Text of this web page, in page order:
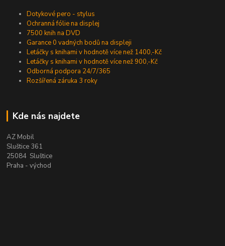
Dotykové pero - stylus
Ochranná fólie na displej
7500 knih na DVD
Garance 0 vadných bodů na displeji
Letáčky s knihami v hodnotě více než 1400,-Kč
Letáčky s knihami v hodnotě více než 900,-Kč
Odborná podpora 24/7/365
Rozšířená záruka 3 roky
Kde nás najdete
AZ Mobil
Sluštice 361
25084 Sluštice
Praha - východ